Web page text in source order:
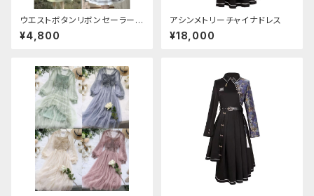
ウエストボタンリボンセーラーワ
ンピース
¥4,800
アシンメトリーチャイナドレス
¥18,000